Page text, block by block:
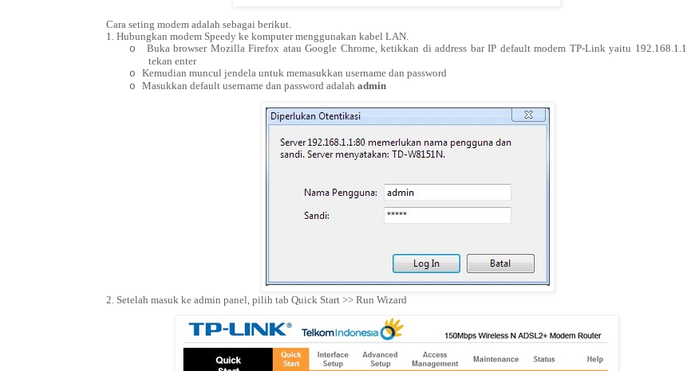
Cara seting modem adalah sebagai berikut.
1. Hubungkan modem Speedy ke komputer menggunakan kabel LAN.
o
Buka browser Mozilla Firefox atau Google Chrome, ketikkan di address bar IP default modem TP-Link yaitu 192.168.1.1
tekan enter
o Kemudian muncul jendela untuk memasukkan username dan password
o Masukkan default username dan password adalah admin
2. Setelah masuk ke admin panel, pilih tab Quick Start >> Run Wizard